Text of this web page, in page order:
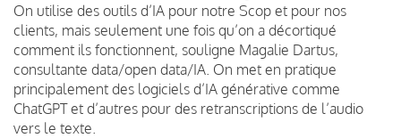
On utilise des outils d’IA pour notre Scop et pour nos
clients, mais seulement une fois qu’on a décortiqué
comment ils fonctionnent, souligne Magalie Dartus,
consultante data/open data/IA. On met en pratique
principalement des logiciels d’IA générative comme
ChatGPT et d’autres pour des retranscriptions de l’audio
vers le texte.